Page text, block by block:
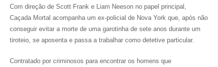
Com direção de Scott Frank e Liam Neeson no papel principal,
Caçada Mortal acompanha um ex-policial de Nova York que, após não
conseguir evitar a morte de uma garotinha de sete anos durante um
tiroteio, se aposenta e passa a trabalhar como detetive particular.
Contratado por criminosos para encontrar os homens que